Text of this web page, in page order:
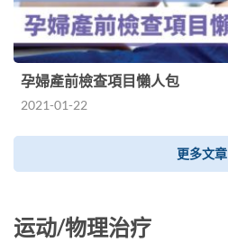
孕婦產前檢查項目懶人包
2021-01-22
更多文章
运动/物理治疗